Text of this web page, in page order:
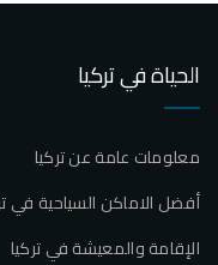
الحياة في تركيا
معلومات عامة عن تركيا
أفضل الاماكن السياحية في
الإقامة والمعيشة في تركيا